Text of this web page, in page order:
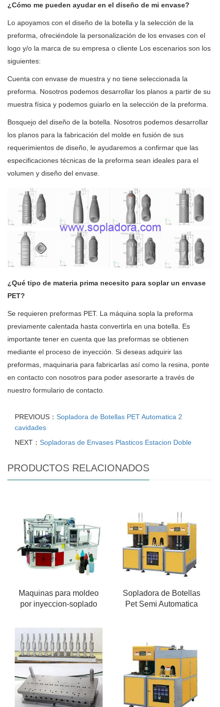
¿Cómo me pueden ayudar en el diseño de mi envase?
Lo apoyamos con el diseño de la botella y la selección de la
preforma, ofreciéndole la personalización de los envases con el
logo y/o la marca de su empresa o cliente Los escenarios son los
siguientes:
Cuenta con envase de muestra y no tiene seleccionada la
preforma. Nosotros podemos desarrollar los planos a partir de su
muestra física y podemos guiarlo en la selección de la preforma.
Bosquejo del diseño de la botella. Nosotros podemos desarrollar
los planos para la fabricación del molde en fusión de sus
requerimientos de diseño, le ayudaremos a confirmar que las
especificaciones técnicas de la preforma sean ideales para el
volumen y diseño del envase.
¿Qué tipo de materia prima necesito para soplar un envase
PET?
Se requieren preformas PET. La máquina sopla la preforma
previamente calentada hasta convertirla en una botella. Es
importante tener en cuenta que las preformas se obtienen
mediante el proceso de inyección. Si deseas adquirir las
preformas, maquinaria para fabricarlas así como la resina, ponte
en contacto con nosotros para poder asesorarte a través de
nuestro formulario de contacto.
PREVIOUS： Sopladora de Botellas PET Automatica 2
cavidades
NEXT： Sopladoras de Envases Plasticos Estacion Doble
PRODUCTOS RELACIONADOS
Maquinas para moldeo
por inyeccion-soplado
Sopladora de Botellas
Pet Semi Automatica